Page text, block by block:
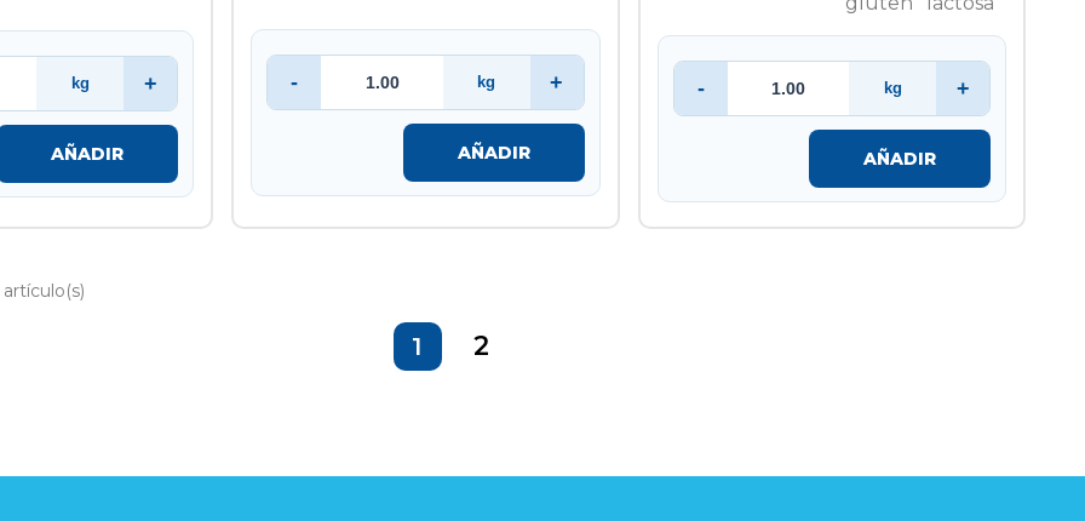
kg +
AÑADIR
- kg +
AÑADIR
- kg +
AÑADIR
artículo(s)
1 2